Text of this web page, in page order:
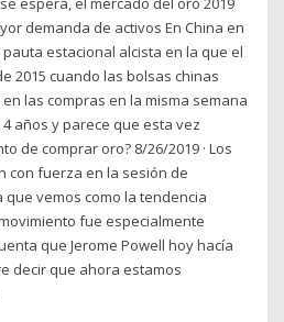
demanda de activos En China en
estacional alcista en la que el
2015 cuando las bolsas chinas
las compras en la misma semana
años y parece que esta vez
de comprar oro? 8/26/2019 · Los
con fuerza en la sesión de
vemos como la tendencia
fue especialmente
que Jerome Powell hoy hacía
decir que ahora estamos